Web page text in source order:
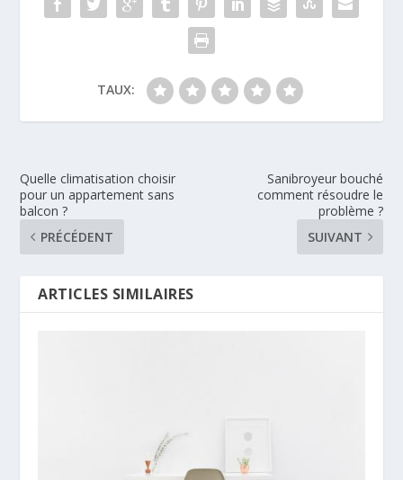
TAUX:
Quelle climatisation choisir
pour un appartement sans
balcon ?
PRÉCÉDENT
Sanibroyeur bouché
comment résoudre le
problème ?
SUIVANT
ARTICLES SIMILAIRES